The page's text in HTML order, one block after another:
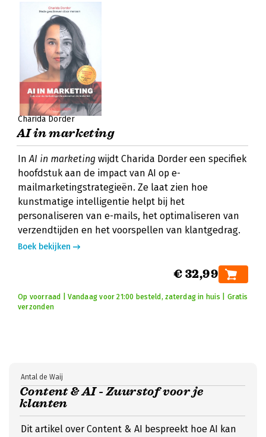
Charida Dorder
AI in marketing
InAI in marketing wijdt Charida Dorder een specifiek
hoofdstuk aan de impact van AI op e-
mailmarketingstrategieën. Ze laat zien hoe
kunstmatige intelligentie helpt bij het
personaliseren van e-mails, het optimaliseren van
verzendtijden en het voorspellen van klantgedrag.
Boek bekijken
€ 32,99
Op voorraad | Vandaag voor 21:00 besteld, zaterdag in huis | Gratis
verzonden
Content & AI - Zuurstof voor je
klanten
Antal de Waij
Dit artikel over Content & AI bespreekt hoe AI kan